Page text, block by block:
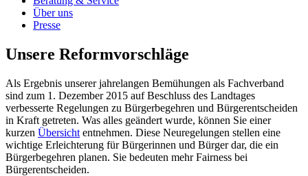
Über uns
Presse
Unsere Reformvorschläge
Als Ergebnis unserer jahrelangen Bemühungen als Fachverband
sind zum 1. Dezember 2015 auf Beschluss des Landtages
verbesserte Regelungen zu Bürgerbegehren und Bürgerentscheiden
in Kraft getreten. Was alles geändert wurde, können Sie einer
kurzen Übersicht entnehmen. Diese Neuregelungen stellen eine
wichtige Erleichterung für Bürgerinnen und Bürger dar, die ein
Bürgerbegehren planen. Sie bedeuten mehr Fairness bei
Bürgerentscheiden.